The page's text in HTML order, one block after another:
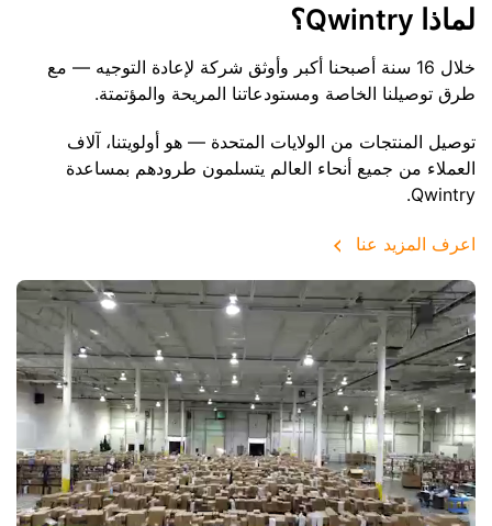
لماذا Qwintry؟
خلال 16 سنة أصبحنا أكبر وأوثق شركة لإعادة التوجيه — مع
طرق توصيلنا الخاصة ومستودعاتنا المريحة والمؤتمتة.
توصيل المنتجات من الولايات المتحدة — هو أولويتنا، آلاف
العملاء من جميع أنحاء العالم يتسلمون طرودهم بمساعدة
Qwintry.
اعرف المزيد عنا